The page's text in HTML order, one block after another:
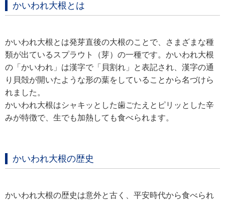
かいわれ大根とは
かいわれ大根とは発芽直後の大根のことで、さまざまな種
類が出ているスプラウト（芽）の一種です。かいわれ大根
の「かいわれ」は漢字で「貝割れ」と表記され、漢字の通
り貝殻が開いたような形の葉をしていることから名づけら
れました。
かいわれ大根はシャキッとした歯ごたえとピリッとした辛
みが特徴で、生でも加熱しても食べられます。
かいわれ大根の歴史
かいわれ大根の歴史は意外と古く、平安時代から食べられ